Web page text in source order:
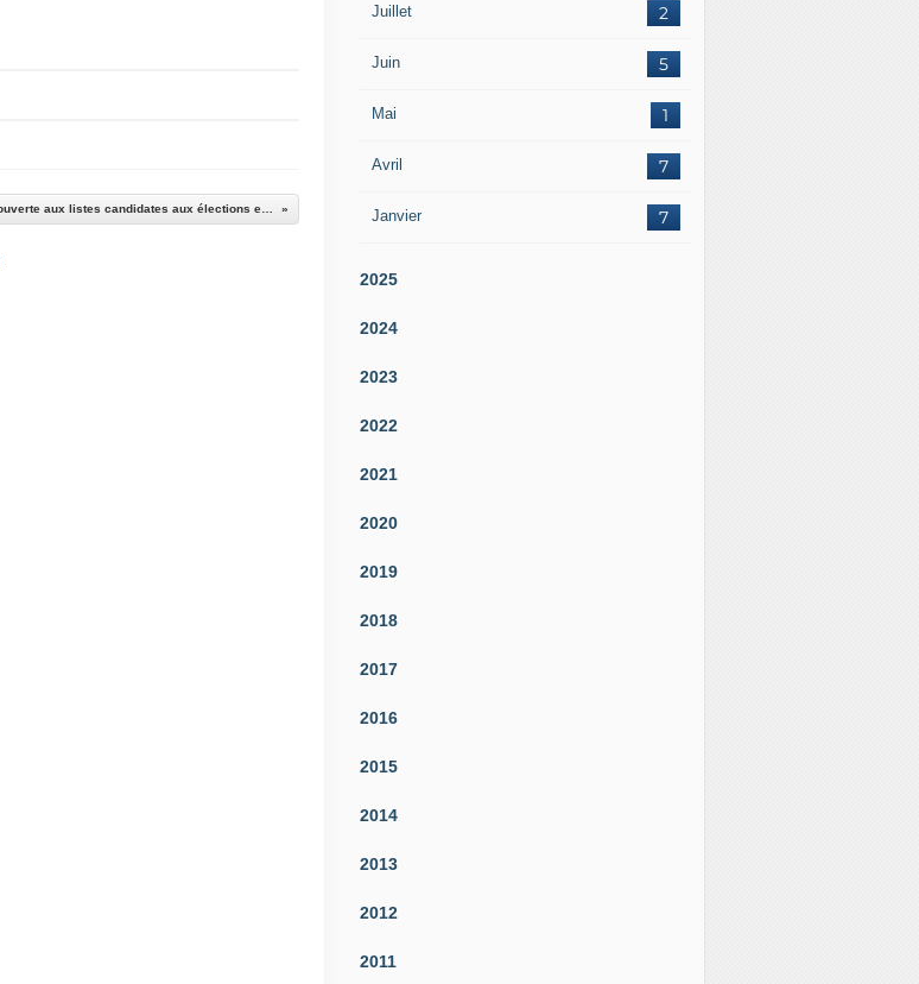
Juillet 2
Juin 5
Mai 1
Avril 7
Janvier 7
2025
2024
2023
2022
2021
2020
2019
2018
2017
2016
2015
2014
2013
2012
2011